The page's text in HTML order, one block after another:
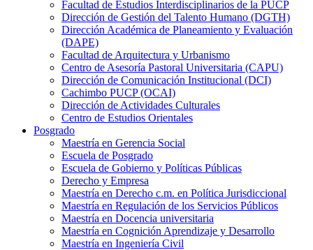
Facultad de Estudios Interdisciplinarios de la PUCP
Dirección de Gestión del Talento Humano (DGTH)
Dirección Académica de Planeamiento y Evaluación
(DAPE)
Facultad de Arquitectura y Urbanismo
Centro de Asesoría Pastoral Universitaria (CAPU)
Dirección de Comunicación Institucional (DCI)
Cachimbo PUCP (OCAI)
Dirección de Actividades Culturales
Centro de Estudios Orientales
Posgrado
Maestría en Gerencia Social
Escuela de Posgrado
Escuela de Gobierno y Políticas Públicas
Derecho y Empresa
Maestría en Derecho c.m. en Política Jurisdiccional
Maestría en Regulación de los Servicios Públicos
Maestría en Docencia universitaria
Maestría en Cognición Aprendizaje y Desarrollo
Maestría en Ingeniería Civil